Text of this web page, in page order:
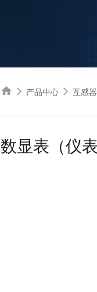
产品中心 互感器
数显表（仪